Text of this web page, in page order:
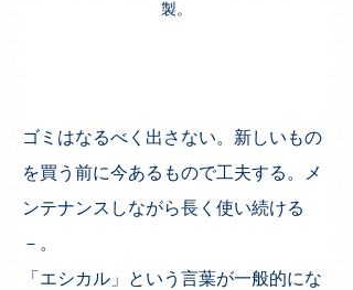
製。
ゴミはなるべく出さない。新しいもの
を買う前に今あるもので工夫する。メ
ンテナンスしながら長く使い続ける
－。
「エシカル」という言葉が一般的にな